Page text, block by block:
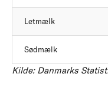
Letmælk
Sødmælk
Kilde: Danmarks